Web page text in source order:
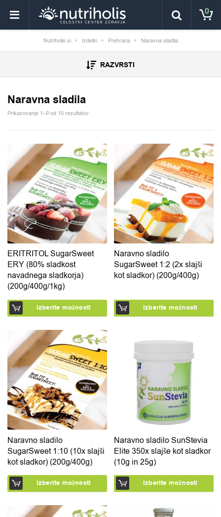
0
Nutriholis.si Izdelki Prehrana Naravna sladila
RAZVRSTI
Naravna sladila
Prikazovanje 1–9 od 10 rezultatov
ERITRITOL SugarSweet
ERY (80% sladkost
navadnega sladkorja)
(200g/400g/1kg)
Izberite možnosti
Ta izdelek ima več različic. Možnosti lahko izberete
Naravno sladilo
SugarSweet 1:2 (2x slajši
kot sladkor) (200g/400g)
Izberite možnosti
Ta izdelek ima več
Naravno sladilo
SugarSweet 1:10 (10x slajši
kot sladkor) (200g/400g)
Izberite možnosti
Ta izdelek ima več različic. Možnosti lahko izberete
Naravno sladilo SunStevia
Elite 350x slajše kot sladkor
(10g in 25g)
Izberite možnosti